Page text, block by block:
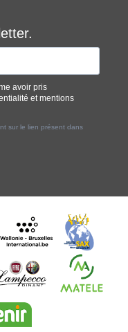
avoir pris
et mentions
sur le lien présent dans